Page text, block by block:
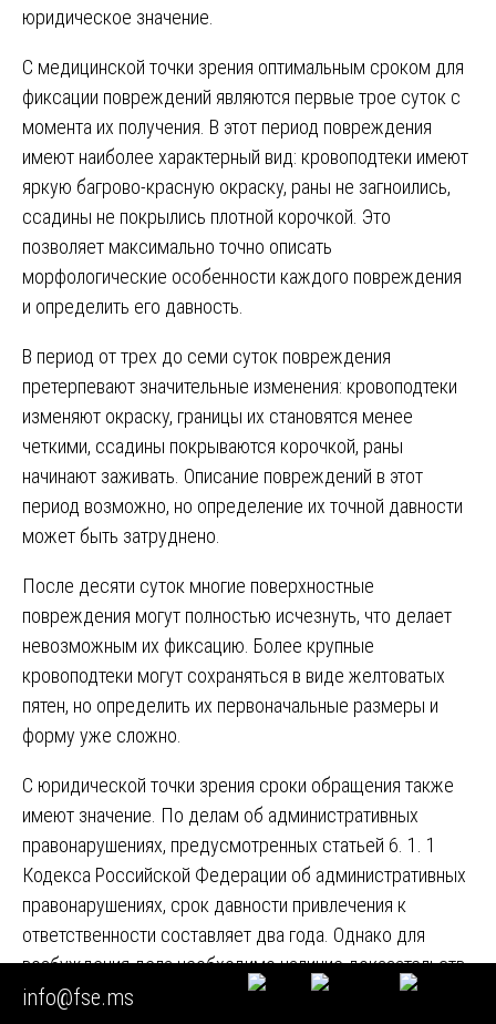
юридическое значение.
С медицинской точки зрения оптимальным сроком для
фиксации повреждений являются первые трое суток с
момента их получения. В этот период повреждения
имеют наиболее характерный вид: кровоподтеки имеют
яркую багрово-красную окраску, раны не загноились,
ссадины не покрылись плотной корочкой. Это
позволяет максимально точно описать
морфологические особенности каждого повреждения
и определить его давность.
В период от трех до семи суток повреждения
претерпевают значительные изменения: кровоподтеки
изменяют окраску, границы их становятся менее
четкими, ссадины покрываются корочкой, раны
начинают заживать. Описание повреждений в этот
период возможно, но определение их точной давности
может быть затруднено.
После десяти суток многие поверхностные
повреждения могут полностью исчезнуть, что делает
невозможным их фиксацию. Более крупные
кровоподтеки могут сохраняться в виде желтоватых
пятен, но определить их первоначальные размеры и
форму уже сложно.
С юридической точки зрения сроки обращения также
имеют значение. По делам об административных
правонарушениях, предусмотренных статьей 6. 1. 1
Кодекса Российской Федерации об административных
правонарушениях, срок давности привлечения к
ответственности составляет два года. Однако для
возбуждения дела необходимо наличие доказательств,
включая заключение экспертизы. Чем позже
info@fse.ms